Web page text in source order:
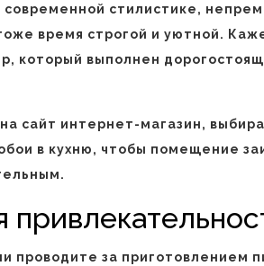
современной стилистике,
время строгой и уютной.
который выполнен
сайт интернет-магазин,
в кухню, чтобы помещение
проводите за приготовлением